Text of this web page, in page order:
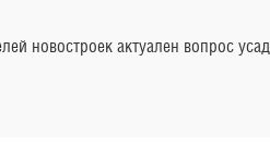
новостроек актуален вопрос